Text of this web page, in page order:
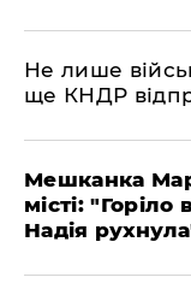
Не лише
ще КНДР
Мешканка
місті:
Надія